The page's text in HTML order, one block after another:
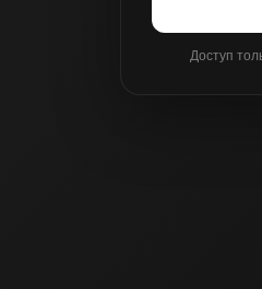
Доступ